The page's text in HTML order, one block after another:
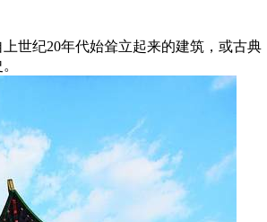
世纪20年代始耸立起来的建筑，或古